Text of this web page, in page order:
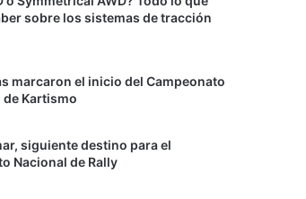
sobre los sistemas de tracción
marcaron el inicio del Campeonato
Kartismo
siguiente destino para el
Nacional de Rally